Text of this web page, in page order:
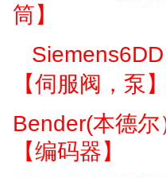
筒】
Siemens6DD
【伺服阀，泵
Bender(本德尔
【编码器】